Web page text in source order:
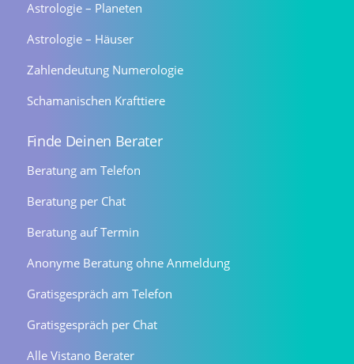
Astrologie – Planeten
Astrologie – Häuser
Zahlendeutung Numerologie
Schamanischen Krafttiere
Finde Deinen Berater
Beratung am Telefon
Beratung per Chat
Beratung auf Termin
Anonyme Beratung ohne Anmeldung
Gratisgespräch am Telefon
Gratisgespräch per Chat
Alle Vistano Berater